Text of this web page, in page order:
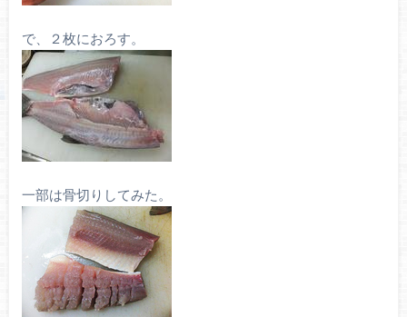
で、２枚におろす。
一部は骨切りしてみた。